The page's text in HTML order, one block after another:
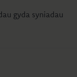
gyda syniadau